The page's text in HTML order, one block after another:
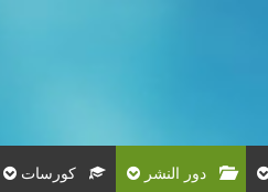
دور النشر كورسات